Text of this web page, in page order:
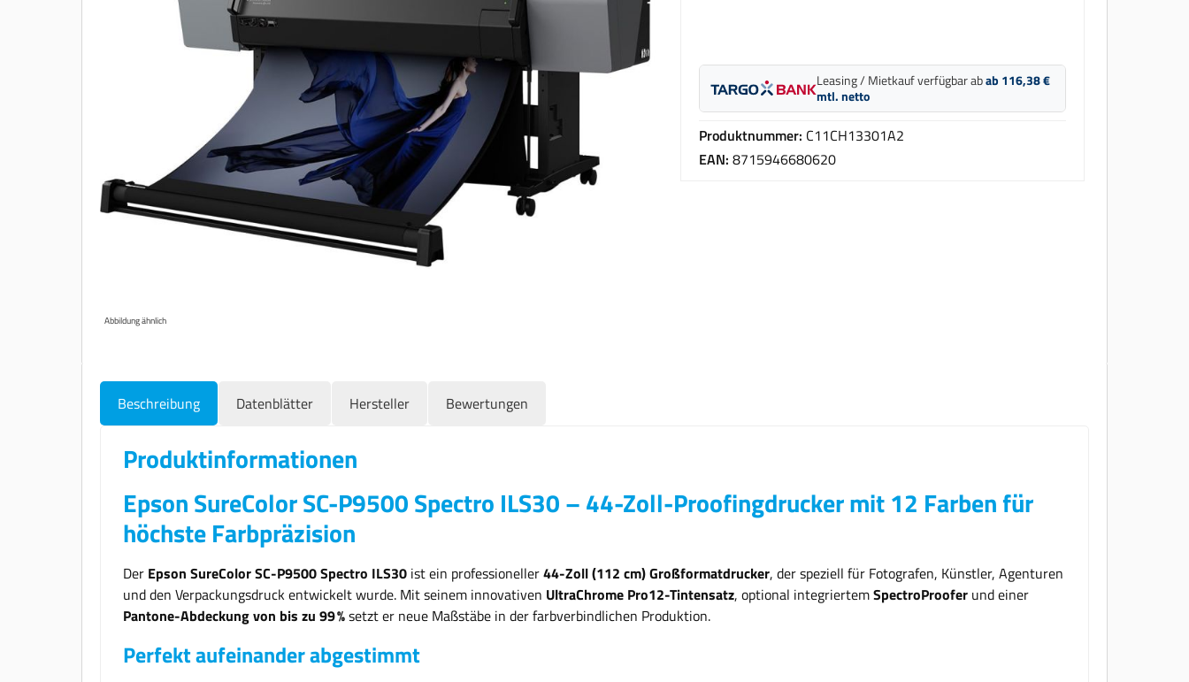
Abbildung ähnlich
Leasing / Mietkauf verfügbar abab 116,38 €
mtl. netto
Produktnummer: C11CH13301A2
EAN: 8715946680620
Beschreibung Datenblätter Hersteller Bewertungen
Produktinformationen
Epson SureColor SC-P9500 Spectro ILS30 – 44-Zoll-Proofingdrucker mit 12 Farben für
höchste Farbpräzision
Der Epson SureColor SC-P9500 Spectro ILS30 ist ein professioneller44-Zoll (112 cm) Großformatdrucker, der speziell für Fotografen, Künstler, Agenturen
und den Verpackungsdruck entwickelt wurde. Mit seinem innovativen UltraChrome Pro12-Tintensatz, optional integriertemSpectroProofer und einer
Pantone-Abdeckung von bis zu 99 %setzt er neue Maßstäbe in der farbverbindlichen Produktion.
Perfekt aufeinander abgestimmt